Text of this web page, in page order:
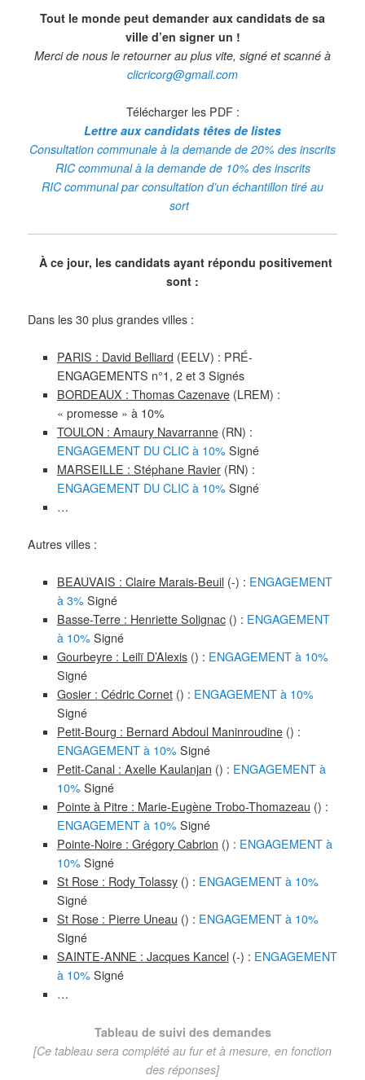
Tout le monde peut demander aux candidats de sa
ville d’en signer un !
Merci de nous le retourner au plus vite, signé et scanné à
clicricorg@gmail.com
Télécharger les PDF :
Lettre aux candidats têtes de listes
Consultation communale à la demande de 20% des inscrits
RIC communal à la demande de 10% des inscrits
RIC communal par consultation d’un échantillon tiré au
sort–
À ce jour, les candidats ayant répondu positivement
sont :
Dans les 30 plus grandes villes :
PARIS : David Belliard (EELV) : PRÉ-
ENGAGEMENTS n°1, 2 et 3 Signés
BORDEAUX : Thomas Cazenave(LREM) :
« promesse » à 10%
TOULON : Amaury Navarranne(RN) :
ENGAGEMENT DU CLIC à 10%Signé
MARSEILLE : Stéphane Ravier(RN) :
ENGAGEMENT DU CLIC à 10%Signé
…
Autres villes :
BEAUVAIS : Claire Marais-Beuil(-) : ENGAGEMENT
à 3%Signé
Basse-Terre : Henriette Solignac() : ENGAGEMENT
à 10%Signé
Gourbeyre : Leilï D’Alexis() : ENGAGEMENT à 10%
Signé
Gosier : Cédric Cornet() : ENGAGEMENT à 10%
Signé
Petit-Bourg : Bernard Abdoul Maninroudine() :
ENGAGEMENT à 10%Signé
Petit-Canal : Axelle Kaulanjan () : ENGAGEMENT à
10%Signé
Pointe à Pitre : Marie-Eugène Trobo-Thomazeau () :
ENGAGEMENT à 10%Signé
Pointe-Noire : Grégory Cabrion () : ENGAGEMENT à
10%Signé
St Rose : Rody Tolassy() : ENGAGEMENT à 10%
Signé
St Rose : Pierre Uneau () : ENGAGEMENT à 10%
Signé
SAINTE-ANNE : Jacques Kancel(-) : ENGAGEMENT
à 10%Signé
…
Tableau de suivi des demandes
[Ce tableau sera complété au fur et à mesure, en fonction
des réponses]